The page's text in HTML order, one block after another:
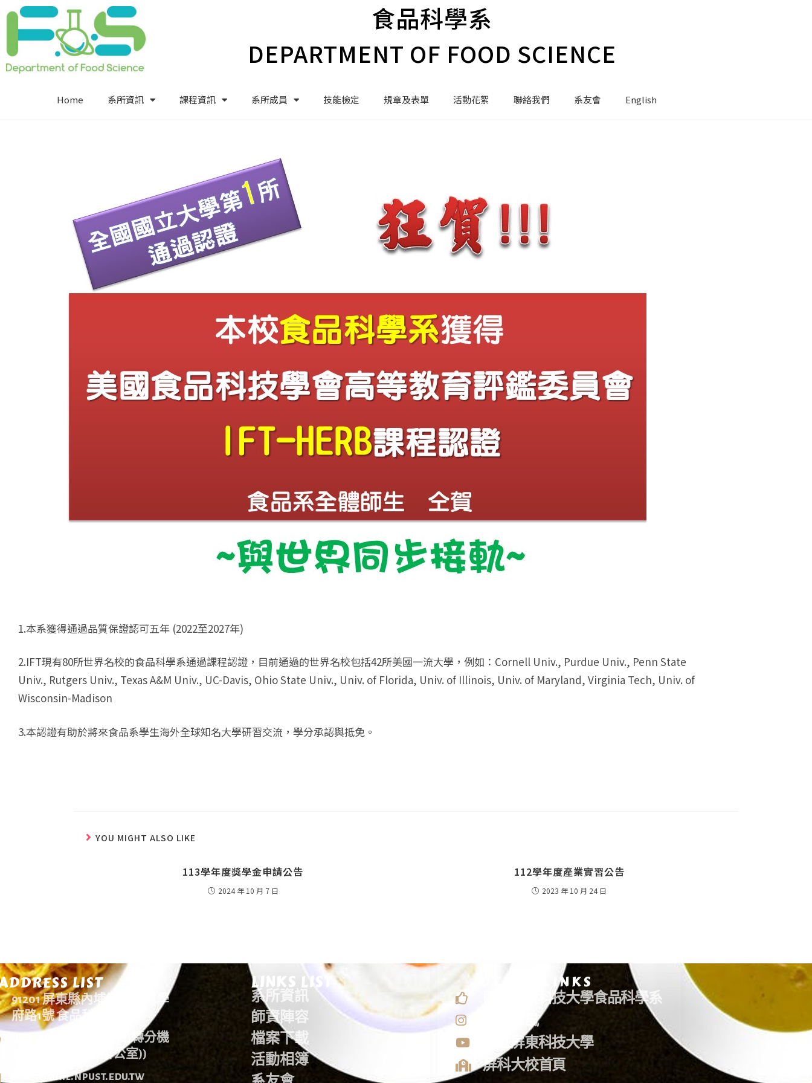
食品科學系
DEPARTMENT OF FOOD SCIENCE
Home 系所資訊 課程資訊 系所成員 技能檢定 規章及表單 活動花絮 聯絡我們 系友會 English
1.本系獲得通過品質保證認可五年 (2022至2027年)
2.IFT現有80所世界名校的食品科學系通過課程認證，目前通過的世界名校包括42所美國一流大學，例如：Cornell Univ., Purdue Univ., Penn State
Univ., Rutgers Univ., Texas A&M Univ., UC-Davis, Ohio State Univ., Univ. of Florida, Univ. of Illinois, Univ. of Maryland, Virginia Tech, Univ. of
Wisconsin-Madison
3.本認證有助於將來食品系學生海外全球知名大學研習交流，學分承認與抵免。
YOU MIGHT ALSO LIKE
113學年度獎學金申請公告
2024 年 10 月 7 日
112學年度產業實習公告
2023 年 10 月 24 日
LIST
91201 屏東縣內埔鄉老埤村學
府路1號 食品科學系
08-7703202(學校總機)轉分機
或08-7740215(系辦公室))
fose@mail.npust.edu.tw
LINKS LIST
系所資訊
師資陣容
檔案下載
活動相簿
OTHER LINKS
國立屏東科技大學食品科學系
屏科南風
國立屏東科技大學
屏科大校首頁